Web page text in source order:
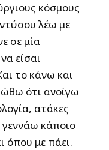
κόσμους
λέω με
σε μία
είσαι
το κάνω και
ότι ανοίγω
ατάκες
κάποιο
όπου με πάει.